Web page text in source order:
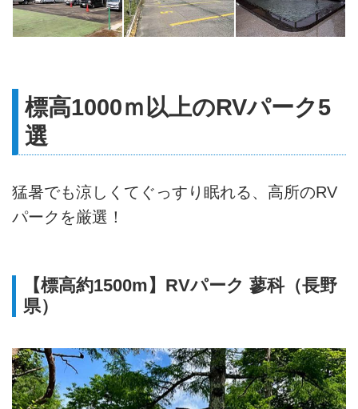
標高1000ｍ以上のRVパーク5
選
猛暑でも涼しくてぐっすり眠れる、高所のRV
パークを厳選！
【標高約1500m】RVパーク 蓼科（長野
県）